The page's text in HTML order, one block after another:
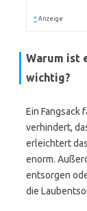
* Anzeige
Warum ist
wichtig?
Ein Fangsack
verhindert,
erleichtert
enorm.
entsorgen
die